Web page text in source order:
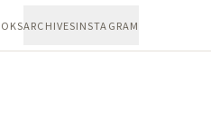
ARCHIVESINSTAGRAM